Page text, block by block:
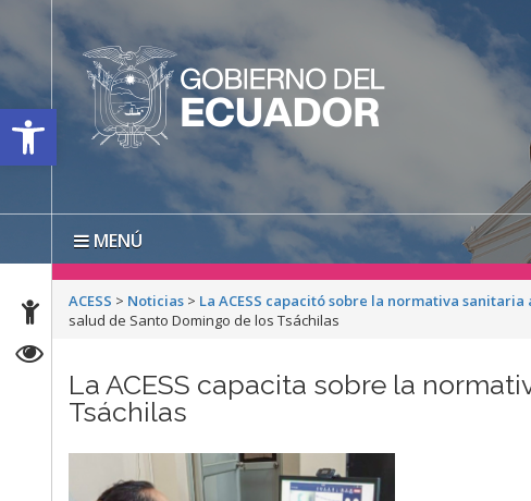
Open toolbar
MENÚ
ACESS > Noticias > La ACESS capacitó sobre la normativa
salud de Santo Domingo de los Tsáchilas
La ACESS capacita sobre la
Tsáchilas